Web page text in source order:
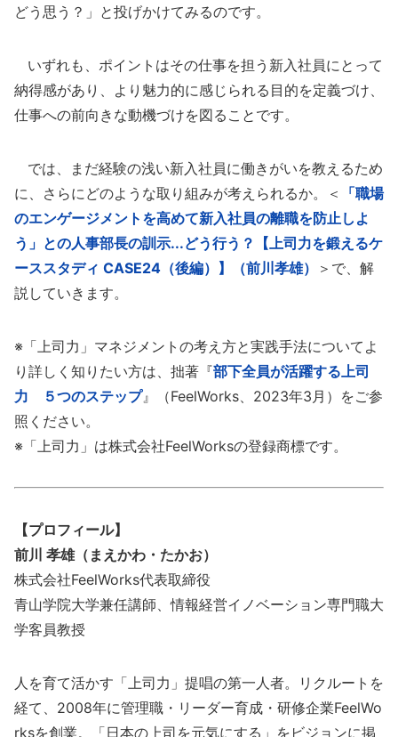
どう思う？」と投げかけてみるのです。
いずれも、ポイントはその仕事を担う新入社員にとって
納得感があり、より魅力的に感じられる目的を定義づけ、
仕事への前向きな動機づけを図ることです。
では、まだ経験の浅い新入社員に働きがいを教えるため
に、さらにどのような取り組みが考えられるか。＜
「職場
のエンゲージメントを高めて新入社員の離職を防止しよ
う」との人事部長の訓示...どう行う？【上司力を鍛えるケ
ーススタディ CASE24（後編）】（前川孝雄）
＞で、解
説していきます。
※「上司力」マネジメントの考え方と実践手法についてよ
り詳しく知りたい方は、拙著『部下全員が活躍する上司
力 ５つのステップ』（FeelWorks、2023年3月）をご参
照ください。
※「上司力」は株式会社FeelWorksの登録商標です。
【プロフィール】
前川 孝雄（まえかわ・たかお）
株式会社FeelWorks代表取締役
青山学院大学兼任講師、情報経営イノベーション専門職大
学客員教授
人を育て活かす「上司力」提唱の第一人者。リクルートを
経て、2008年に管理職・リーダー育成・研修企業FeelWo
rksを創業。「日本の上司を元気にする」をビジョンに掲